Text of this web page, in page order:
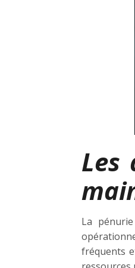
Les
La
fréquents